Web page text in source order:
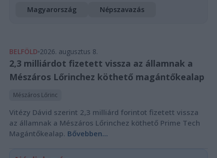
Magyarország
Népszavazás
BELFÖLD 2026. augusztus 8.
2,3 milliárdot fizetett vissza az államnak a
Mészáros Lőrinchez köthető magántőkealap
Mészáros Lőrinc
Vitézy Dávid szerint 2,3 milliárd forintot fizetett vissza
az államnak a Mészáros Lőrinchez köthető Prime Tech
Magántőkealap. Bővebben...